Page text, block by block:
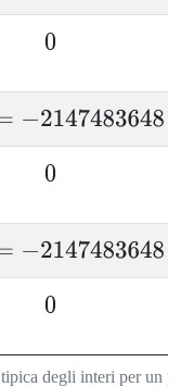
degli interi per un